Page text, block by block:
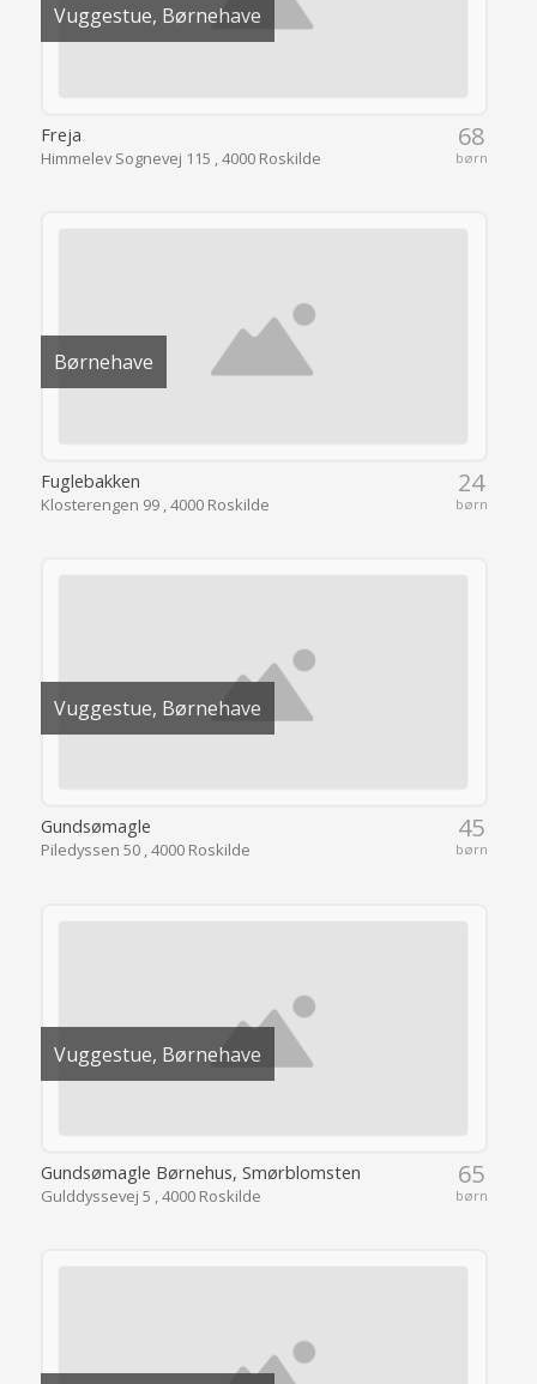
Vuggestue, Børnehave
68
børn
Freja
Himmelev Sognevej 115 , 4000 Roskilde
Børnehave
24
børn
Fuglebakken
Klosterengen 99 , 4000 Roskilde
Vuggestue, Børnehave
45
børn
Gundsømagle
Piledyssen 50 , 4000 Roskilde
Vuggestue, Børnehave
65
børn
Gundsømagle Børnehus, Smørblomsten
Gulddyssevej 5 , 4000 Roskilde